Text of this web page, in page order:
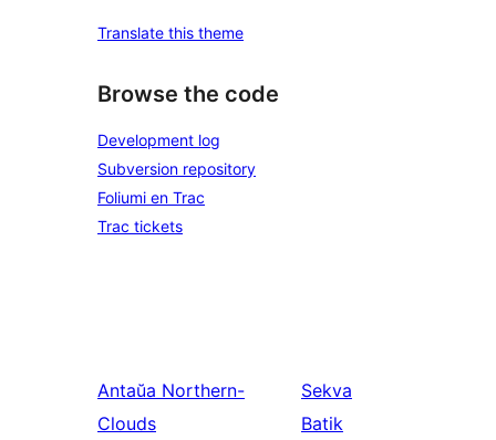
Translate this theme
Browse the code
Development log
Subversion repository
Foliumi en Trac
Trac tickets
Antaŭa Northern-
Clouds
Sekva
Batik